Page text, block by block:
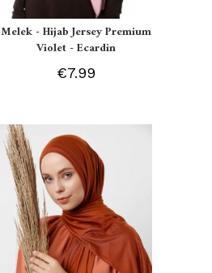
Melek - Hijab Jersey Premium
Violet - Ecardin
€7.99